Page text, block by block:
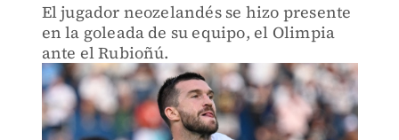
El jugador neozelandés se hizo presente
en la goleada de su equipo, el Olimpia
ante el Rubioñú.